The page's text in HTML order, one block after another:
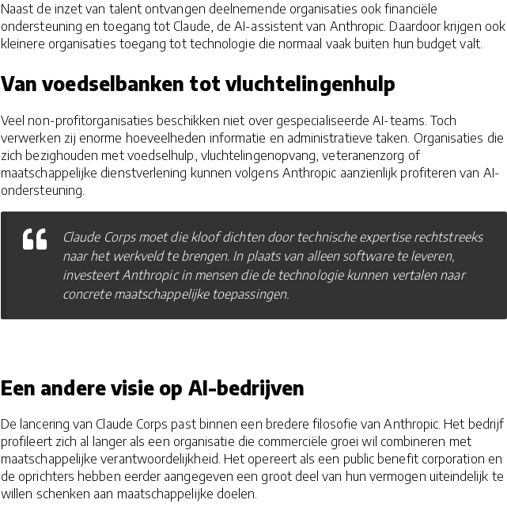
Naast de inzet van talent ontvangen deelnemende organisaties ook financiële
ondersteuning en toegang tot Claude, de AI-assistent van Anthropic. Daardoor krijgen ook
kleinere organisaties toegang tot technologie die normaal vaak buiten hun budget valt.
Van voedselbanken tot vluchtelingenhulp
Veel non-profitorganisaties beschikken niet over gespecialiseerde AI-teams. Toch
verwerken zij enorme hoeveelheden informatie en administratieve taken. Organisaties die
zich bezighouden met voedselhulp, vluchtelingenopvang, veteranenzorg of
maatschappelijke dienstverlening kunnen volgens Anthropic aanzienlijk profiteren van AI-
ondersteuning.
Claude Corps moet die kloof dichten door technische expertise rechtstreeks
naar het werkveld te brengen. In plaats van alleen software te leveren,
investeert Anthropic in mensen die de technologie kunnen vertalen naar
concrete maatschappelijke toepassingen.
Een andere visie op AI-bedrijven
De lancering van Claude Corps past binnen een bredere filosofie van Anthropic. Het bedrijf
profileert zich al langer als een organisatie die commerciële groei wil combineren met
maatschappelijke verantwoordelijkheid. Het opereert als een public benefit corporation en
de oprichters hebben eerder aangegeven een groot deel van hun vermogen uiteindelijk te
willen schenken aan maatschappelijke doelen.